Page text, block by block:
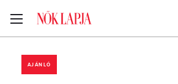
AJÁNLÓ